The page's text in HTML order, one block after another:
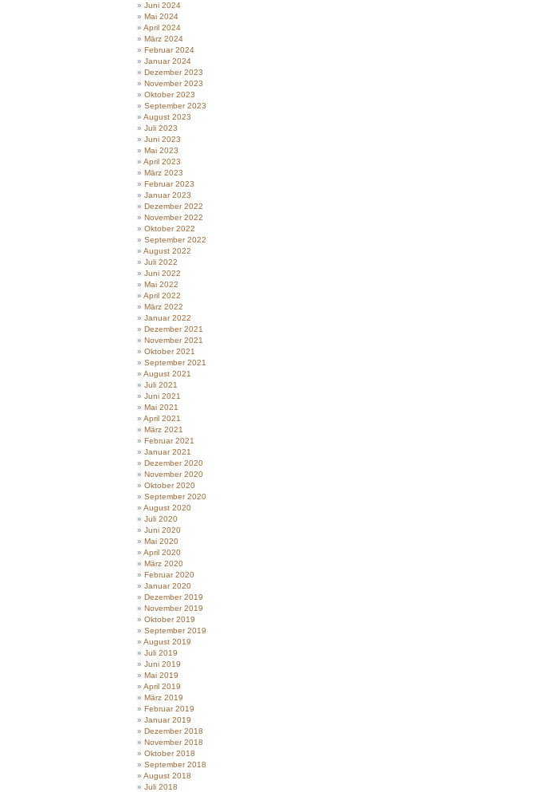
Juni 2024
Mai 2024
April 2024
März 2024
Februar 2024
Januar 2024
Dezember 2023
November 2023
Oktober 2023
September 2023
August 2023
Juli 2023
Juni 2023
Mai 2023
April 2023
März 2023
Februar 2023
Januar 2023
Dezember 2022
November 2022
Oktober 2022
September 2022
August 2022
Juli 2022
Juni 2022
Mai 2022
April 2022
März 2022
Januar 2022
Dezember 2021
November 2021
Oktober 2021
September 2021
August 2021
Juli 2021
Juni 2021
Mai 2021
April 2021
März 2021
Februar 2021
Januar 2021
Dezember 2020
November 2020
Oktober 2020
September 2020
August 2020
Juli 2020
Juni 2020
Mai 2020
April 2020
März 2020
Februar 2020
Januar 2020
Dezember 2019
November 2019
Oktober 2019
September 2019
August 2019
Juli 2019
Juni 2019
Mai 2019
April 2019
März 2019
Februar 2019
Januar 2019
Dezember 2018
November 2018
Oktober 2018
September 2018
August 2018
Juli 2018